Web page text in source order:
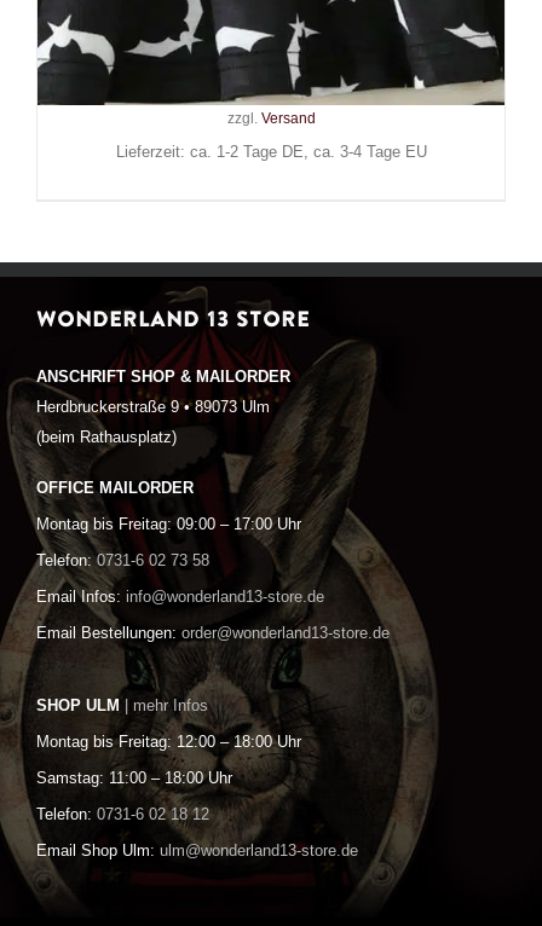
Bats
29,90€
Inkl. MwSt.
zzgl. Versand
Lieferzeit: ca. 1-2 Tage DE, ca. 3-4 Tage EU
WONDERLAND 13 STORE
ANSCHRIFT SHOP & MAILORDER
Herdbruckerstraße 9 • 89073 Ulm
(beim Rathausplatz)
OFFICE MAILORDER
Montag bis Freitag: 09:00 – 17:00 Uhr
Telefon: 0731-6 02 73 58
Email Infos: info@wonderland13-store.de
Email Bestellungen: order@wonderland13-store.de
SHOP ULM | mehr Infos
Montag bis Freitag: 12:00 – 18:00 Uhr
Samstag: 11:00 – 18:00 Uhr
Telefon: 0731-6 02 18 12
Email Shop Ulm: ulm@wonderland13-store.de